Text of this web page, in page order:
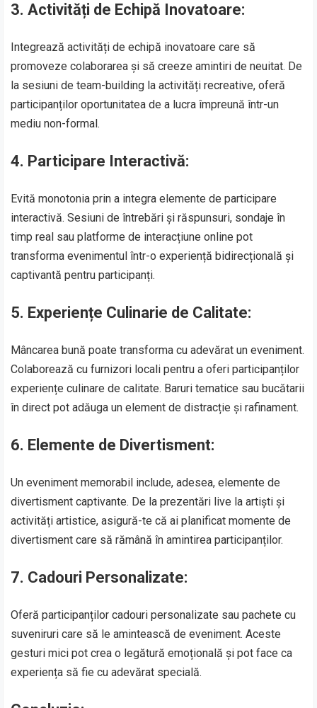
3.Activități de Echipă Inovatoare:
Integrează activități de echipă inovatoare care să
promoveze colaborarea și să creeze amintiri de neuitat. De
la sesiuni de team-building la activități recreative, oferă
participanților oportunitatea de a lucra împreună într-un
mediu non-formal.
4. Participare Interactivă:
Evită monotonia prin a integra elemente de participare
interactivă. Sesiuni de întrebări și răspunsuri, sondaje în
timp real sau platforme de interacțiune online pot
transforma evenimentul într-o experiență bidirecțională și
captivantă pentru participanți.
5. Experiențe Culinarie de Calitate:
Mâncarea bună poate transforma cu adevărat un eveniment.
Colaborează cu furnizori locali pentru a oferi participanților
experiențe culinare de calitate. Baruri tematice sau bucătarii
în direct pot adăuga un element de distracție și rafinament.
6. Elemente de Divertisment:
Un eveniment memorabil include, adesea, elemente de
divertisment captivante. De la prezentări live la artiști și
activități artistice, asigură-te că ai planificat momente de
divertisment care să rămână în amintirea participanților.
7. Cadouri Personalizate:
Oferă participanților cadouri personalizate sau pachete cu
suveniruri care să le amintească de eveniment. Aceste
gesturi mici pot crea o legătură emoțională și pot face ca
experiența să fie cu adevărat specială.